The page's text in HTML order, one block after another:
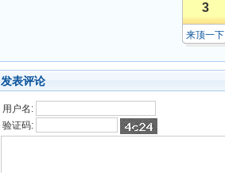
3
来顶一下
发表评论
用户名:
验证码: